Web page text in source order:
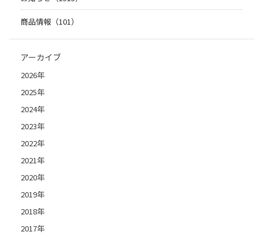
商品情報（101）
アーカイブ
2026年
2025年
2024年
2023年
2022年
2021年
2020年
2019年
2018年
2017年